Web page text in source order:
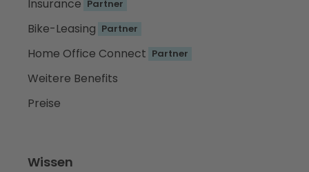
Insurance Partner
Bike-Leasing Partner
Home Office Connect Partner
Weitere Benefits
Preise
Wissen